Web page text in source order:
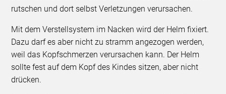
rutschen und dort selbst Verletzungen verursachen.
Mit dem Verstellsystem im Nacken wird der Helm fixiert.
Dazu darf es aber nicht zu stramm angezogen werden,
weil das Kopfschmerzen verursachen kann. Der Helm
sollte fest auf dem Kopf des Kindes sitzen, aber nicht
drücken.